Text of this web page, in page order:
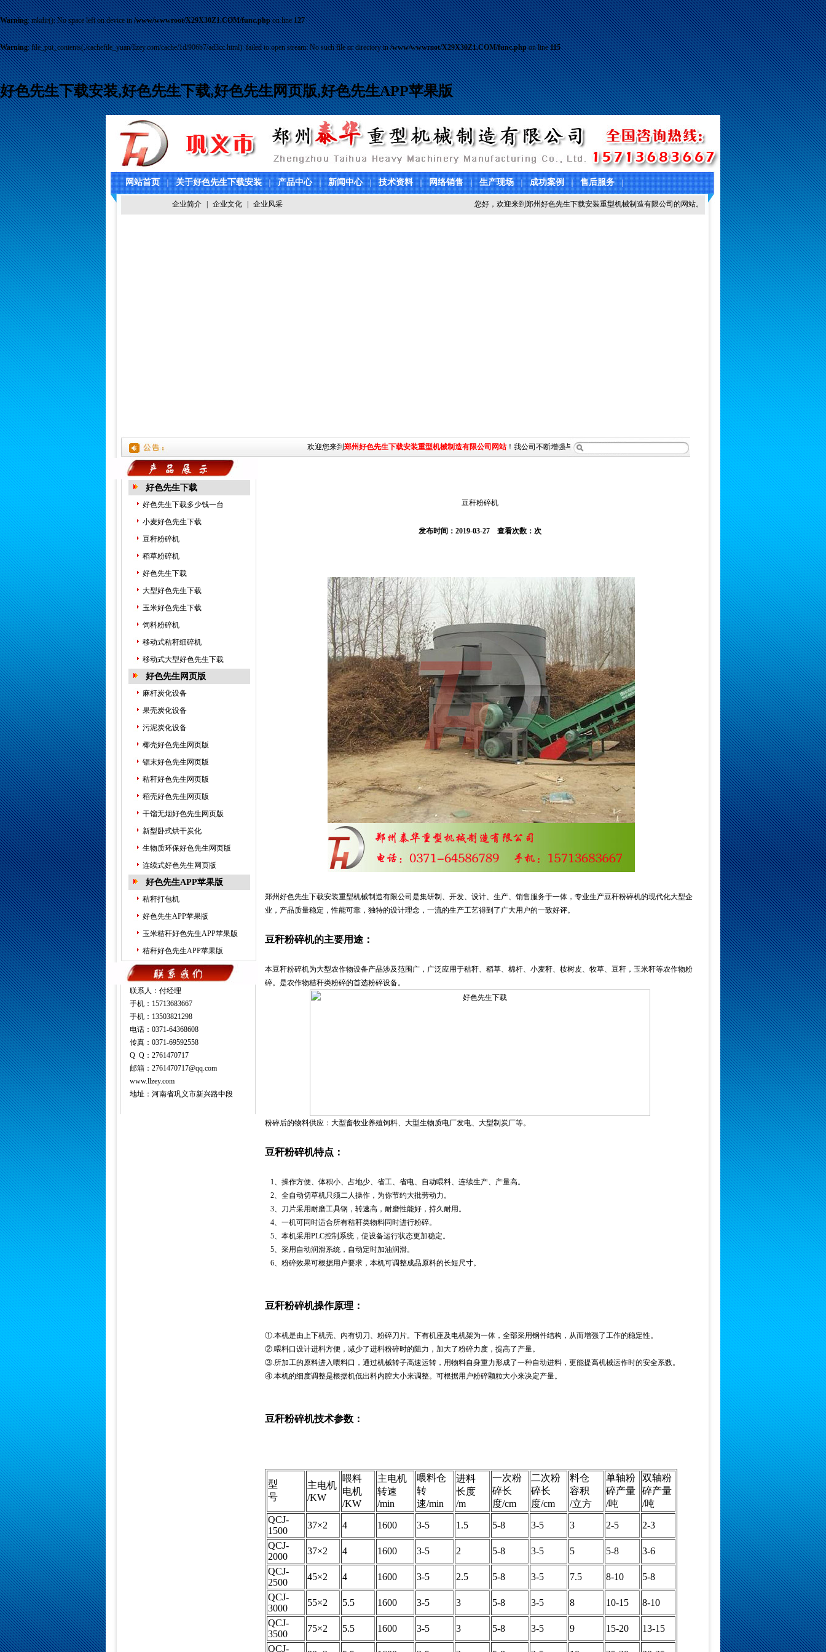
Warning: mkdir(): No space left on device in/www/wwwroot/X29X30Z1.COM/func.phpon line127
Warning: file_put_contents(./cachefile_yuan/llzey.com/cache/1d/906b7/ad3cc.html): failed to open stream: No such file or directory in/www/wwwroot/X29X30Z1.COM/func.phpon line115
好色先生下载安装,好色先生下载,好色先生网页版,好色先生APP苹果版
网站首页 ｜ 关于好色先生下载安装 ｜ 产品中心 ｜ 新闻中心 ｜ 技术资料 ｜ 网络销售 ｜ 生产现场 ｜ 成功案例 ｜ 售后服务 ｜
联系好色先生下载安装 ｜ 视频中心
企业简介 企业文化 企业风采 您好，欢迎来到郑州好色先生下载安装重型机械制造有限公司的网站。
欢迎您来到郑州好色先生下载安装重型机械制造有限公司网站！我公司不断增强与客户的沟通和交流，及时得到产品信息反馈，公司将以一流的产品质量，完善的售后服
好色先生下载
好色先生下载多少钱一台
小麦好色先生下载
豆秆粉碎机
稻草粉碎机
好色先生下载
大型好色先生下载
玉米好色先生下载
饲料粉碎机
移动式秸秆细碎机
移动式大型好色先生下载
好色先生网页版
麻杆炭化设备
果壳炭化设备
污泥炭化设备
椰壳好色先生网页版
锯末好色先生网页版
秸秆好色先生网页版
稻壳好色先生网页版
干馏无烟好色先生网页版
新型卧式烘干炭化
生物质环保好色先生网页版
连续式好色先生网页版
好色先生APP苹果版
秸秆打包机
好色先生APP苹果版
玉米秸秆好色先生APP苹果版
秸秆好色先生APP苹果版
联系人：付经理
手机：15713683667
手机：13503821298
电话：0371-64368608
传真：0371-69592558
Q Q：2761470717
邮箱：2761470717@qq.com
www.llzey.com
地址：河南省巩义市新兴路中段
豆秆粉碎机
发布时间：2019-03-27 查看次数： 次
郑州好色先生下载安装重型机械制造有限公司是集研制、开发、设计、生产、销售服务于一体，专业生产豆秆粉碎机的现代化大型企
业，产品质量稳定，性能可靠，独特的设计理念，一流的生产工艺得到了广大用户的一致好评。
豆秆粉碎机的主要用途：
本豆秆粉碎机为大型农作物设备产品涉及范围广，广泛应用于秸秆、稻草、棉杆、小麦秆、桉树皮、牧草、豆秆，玉米秆等农作物粉
碎。是农作物秸秆类粉碎的首选粉碎设备。
粉碎后的物料供应：大型畜牧业养殖饲料、大型生物质电厂发电、大型制炭厂等。
豆秆粉碎机特点：
1、操作方便、体积小、占地少、省工、省电、自动喂料、连续生产、产量高。
2、全自动切草机只须二人操作，为你节约大批劳动力。
3、刀片采用耐磨工具钢，转速高，耐磨性能好，持久耐用。
4、一机可同时适合所有秸秆类物料同时进行粉碎。
5、本机采用PLC控制系统，使设备运行状态更加稳定。
5、采用自动润滑系统，自动定时加油润滑。
6、粉碎效果可根据用户要求，本机可调整成品原料的长短尺寸。
豆秆粉碎机操作原理：
①.本机是由上下机壳、内有切刀、粉碎刀片。下有机座及电机架为一体，全部采用钢件结构，从而增强了工作的稳定性。
②.喂料口设计进料方便，减少了进料粉碎时的阻力，加大了粉碎力度，提高了产量。
③.所加工的原料进入喂料口，通过机械转子高速运转，用物料自身重力形成了一种自动进料，更能提高机械运作时的安全系数。
④.本机的细度调整是根据机低出料内腔大小来调整。可根据用户粉碎颗粒大小来决定产量。
豆秆粉碎机技术参数：
型
号
主电机
/KW
喂料
电机
/KW
主电机
转速
/min
喂料仓
转
速/min
进料
长度
/m
一次粉
碎长
度/cm
二次粉
碎长
度/cm
料仓
容积
/立方
单轴粉
碎产量
/吨
双轴粉
碎产量
/吨
QCJ-
1500
37×2 4 1600 3-5 1.5 5-8 3-5 3 2-5
2-3
QCJ-
2000
37×2 4 1600 3-5 2 5-8 3-5 5 5-8
3-6
QCJ-
2500
45×2 4 1600 3-5 2.5 5-8 3-5 7.5 8-10
5-8
QCJ-
3000
55×2 5.5 1600 3-5 3 5-8 3-5 8 10-15
8-10
QCJ-
3500
75×2 5.5 1600 3-5 3 5-8 3-5 9 15-20
13-15
QCJ-